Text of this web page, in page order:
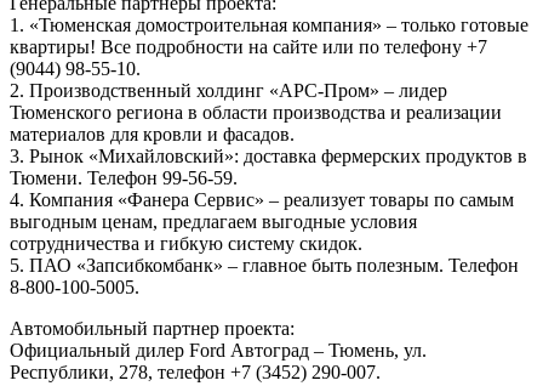
1. «Тюменская домостроительная компания» – только готовые
квартиры! Все подробности на сайте или по телефону +7
(9044) 98-55-10.
2. Производственный холдинг «АРС-Пром» – лидер
Тюменского региона в области производства и реализации
материалов для кровли и фасадов.
3. Рынок «Михайловский»: доставка фермерских продуктов в
Тюмени. Телефон 99-56-59.
4. Компания «Фанера Сервис» – реализует товары по самым
выгодным ценам, предлагаем выгодные условия
сотрудничества и гибкую систему скидок.
5. ПАО «Запсибкомбанк» – главное быть полезным. Телефон
8-800-100-5005.
Автомобильный партнер проекта:
Официальный дилер Ford Автоград – Тюмень, ул.
Республики, 278, телефон +7 (3452) 290-007.